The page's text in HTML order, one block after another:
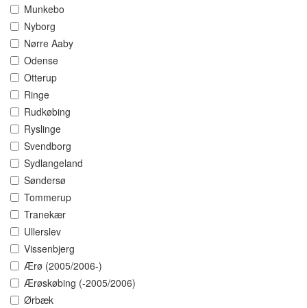
Munkebo
Nyborg
Nørre Aaby
Odense
Otterup
Ringe
Rudkøbing
Ryslinge
Svendborg
Sydlangeland
Søndersø
Tommerup
Tranekær
Ullerslev
Vissenbjerg
Ærø (2005/2006-)
Ærøskøbing (-2005/2006)
Ørbæk